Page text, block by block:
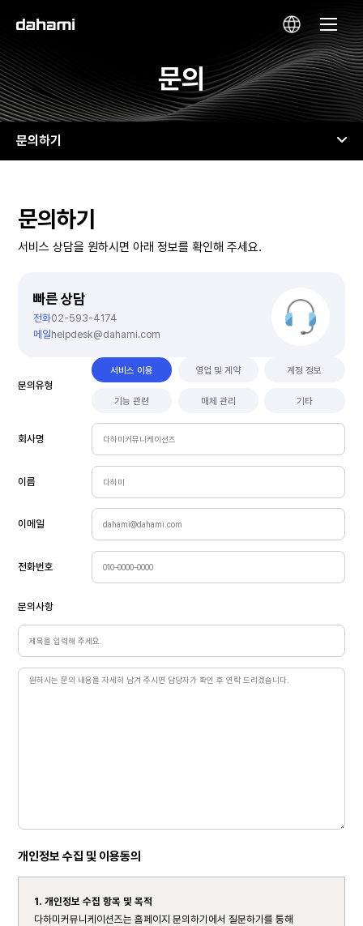
문의
문의하기
문의하기
서비스 상담을 원하시면 아래 정보를 확인해 주세요.
빠른 상담
전화02-593-4174
메일helpdesk@dahami.com
문의유형
서비스 이용 영업 및 계약 계정 정보
기능 관련 매체 관리 기타
회사명
이름
이메일
전화번호
문의사항
개인정보 수집 및 이용동의
1. 개인정보 수집 항목 및 목적
다하미커뮤니케이션즈는 홈페이지 문의하기에서 질문하기를 통해